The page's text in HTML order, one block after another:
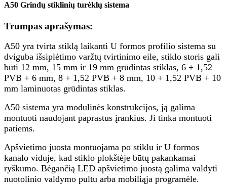
A50 Grindų stiklinių turėklų sistema
Trumpas aprašymas:
A50 yra tvirta stiklą laikanti U formos profilio sistema su
dviguba išsiplėtimo varžtų tvirtinimo eile, stiklo storis gali
būti 12 mm, 15 mm ir 19 mm grūdintas stiklas, 6 + 1,52
PVB + 6 mm, 8 + 1,52 PVB + 8 mm, 10 + 1,52 PVB + 10
mm laminuotas grūdintas stiklas.
A50 sistema yra modulinės konstrukcijos, ją galima
montuoti naudojant paprastus įrankius. Ji tinka montuoti
patiems.
Apšvietimo juosta montuojama po stiklu ir U formos
kanalo viduje, kad stiklo plokštėje būtų pakankamai
ryškumo. Bėgančią LED apšvietimo juostą galima valdyti
nuotolinio valdymo pultu arba mobiliąja programėle.